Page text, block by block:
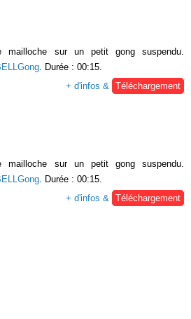
sur un petit gong suspendu.
. Durée : 00:15.
+ d'infos &
Téléchargement
sur un petit gong suspendu.
. Durée : 00:15.
+ d'infos &
Téléchargement